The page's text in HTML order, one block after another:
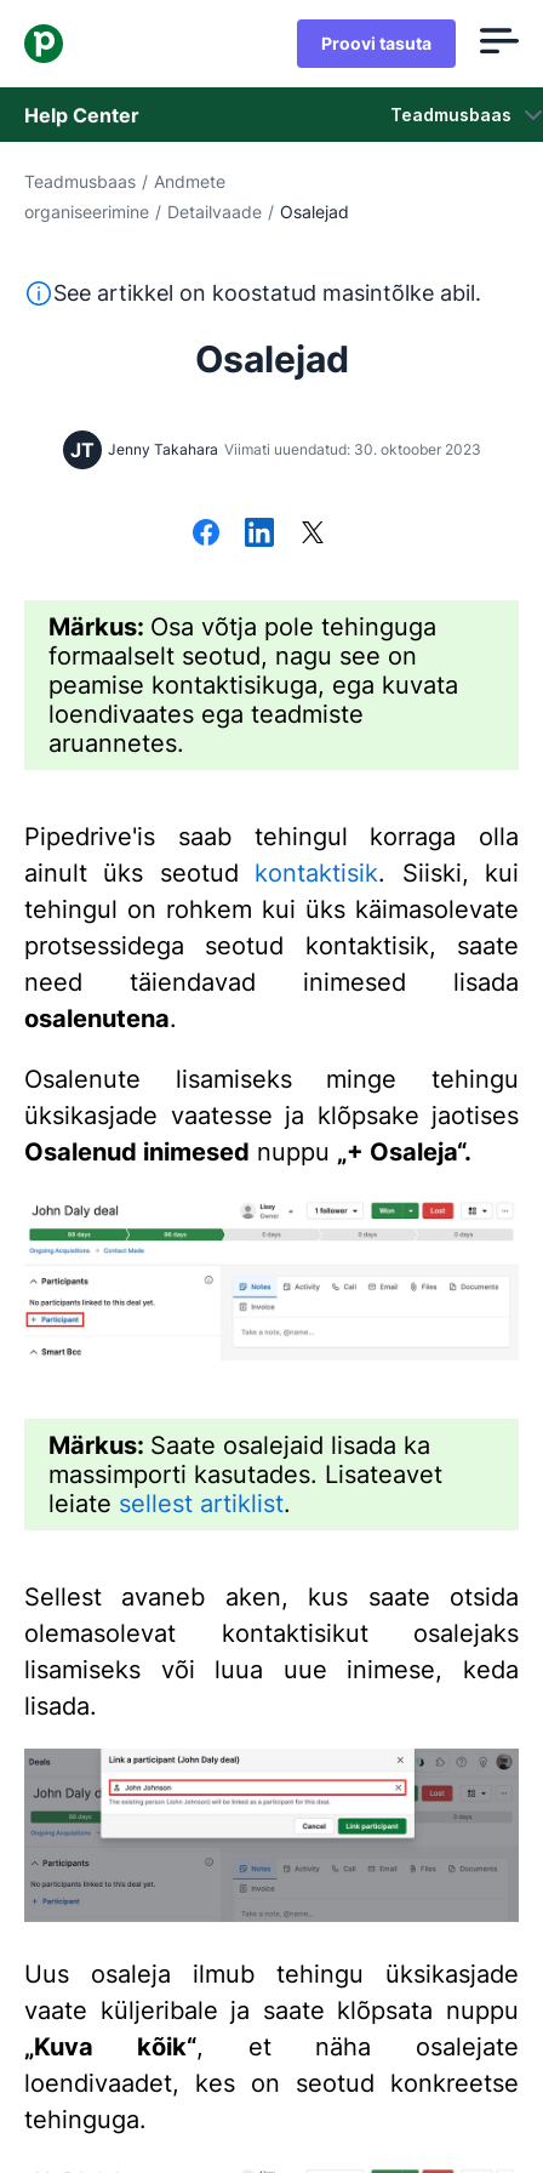
Proovi tasuta
Help Center Teadmusbaas
Teadmusbaas
Võta ühendust klienditoega
Teadmusbaas / Andmete
organiseerimine / Detailvaade / Osalejad
See tekst on tõlgitud inglise keelest
See artikkel on koostatud masintõlke abil.
Osalejad
JT Jenny Takahara Viimati uuendatud: 30. oktoober 2023
Märkus: Osa võtja pole tehinguga
formaalselt seotud, nagu see on
peamise kontaktisikuga, ega kuvata
loendivaates ega teadmiste
aruannetes.
Pipedrive'is saab tehingul korraga olla
ainult üks seotud kontaktisik. Siiski, kui
tehingul on rohkem kui üks käimasolevate
protsessidega seotud kontaktisik, saate
need täiendavad inimesed lisada
osalenutena.
Osalenute lisamiseks minge tehingu
üksikasjade vaatesse ja klõpsake jaotises
Osalenud inimesed nuppu „+ Osaleja“.
Märkus: Saate osalejaid lisada ka
massimporti kasutades. Lisateavet
leiate sellest artiklist.
Sellest avaneb aken, kus saate otsida
olemasolevat kontaktisikut osalejaks
lisamiseks või luua uue inimese, keda
lisada.
Uus osaleja ilmub tehingu üksikasjade
vaate küljeribale ja saate klõpsata nuppu
„Kuva kõik“, et näha osalejate
loendivaadet, kes on seotud konkreetse
tehinguga.